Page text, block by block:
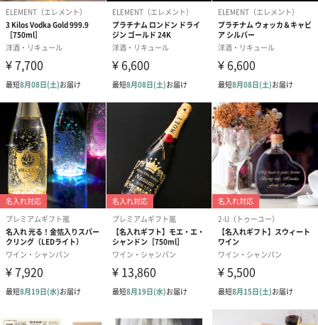
スペインの160年以上の歴史を持つ老舗ワインメーカーTAVASAが
生み出したスパークリングワイン「PLATINVM FRAGRANCES（プ
ラチナム フレグランス）」。
無数に散らばる”ラメ”で様々なシーンで華やかさを演出◎美味し
さだけでなく見た目でも楽しめる逸品です。
商品詳細情報
外装サイズ
幅26cm奥行き8.5cmX高さ27cm
アルコール度
数
内容量
375ml（1本あたり）
配送方法
常温（ゆうパック）
ご注意事項
20歳未満の方への販売は致しません